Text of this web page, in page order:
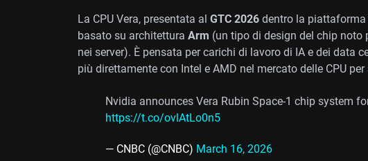
La CPU Vera, presentata al GTC 2026 dentro la piattaforma
basato su architettura Arm (un tipo di design del chip noto
nei server). È pensata per carichi di lavoro di IA e dei data
più direttamente con Intel e AMD nel mercato delle CPU per
Nvidia announces Vera Rubin Space-1 chip system
https://t.co/ovlAtLo0n5
— CNBC (@CNBC) March 16, 2026